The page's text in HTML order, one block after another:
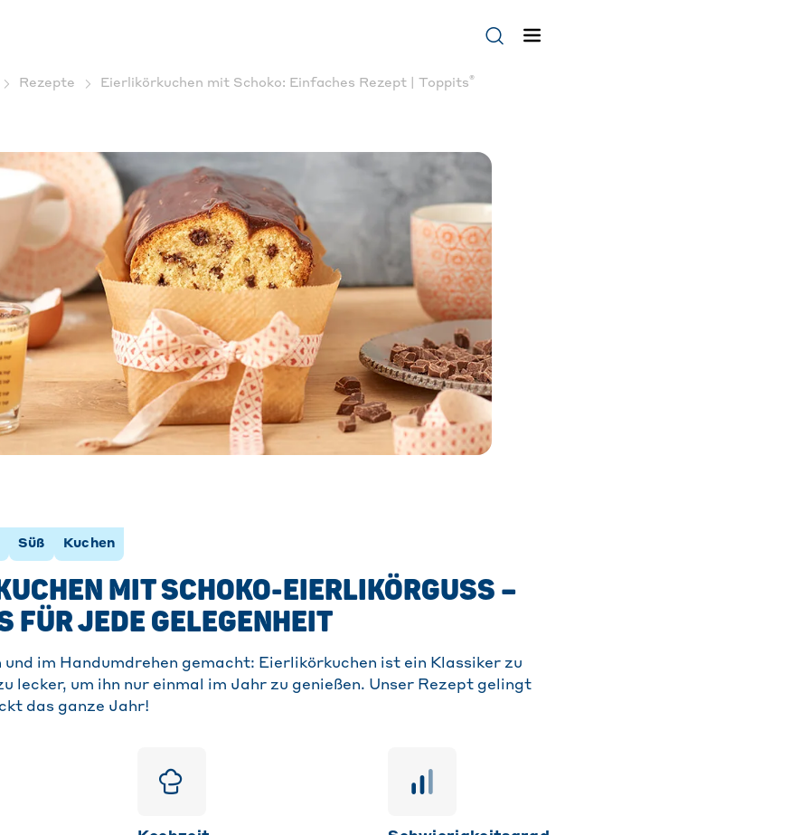
Rezepte Eierlikörkuchen mit Schoko: Einfaches Rezept | Toppits®
Süß Kuchen
MIT SCHOKO-EIERLIKÖRGUSS –
FÜR JEDE GELEGENHEIT
im Handumdrehen gemacht: Eierlikörkuchen ist ein Klassiker zu
lecker, um ihn nur einmal im Jahr zu genießen. Unser Rezept gelingt
das ganze Jahr!